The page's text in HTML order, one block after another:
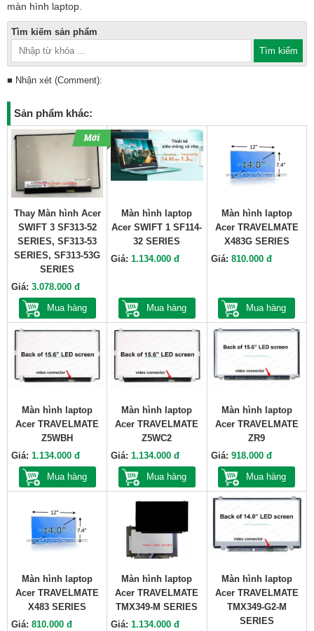
màn hình laptop.
Tìm kiếm sản phẩm
■ Nhận xét (Comment):
Sản phẩm khác:
Thay Màn hình Acer
SWIFT 3 SF313-52
SERIES, SF313-53
SERIES, SF313-53G
SERIES
Giá: 3.078.000 đ
Mua hàng
Màn hình laptop
Acer SWIFT 1 SF114-
32 SERIES
Giá:1.134.000 đ
Mua hàng
Màn hình laptop
Acer TRAVELMATE
X483G SERIES
Giá: 810.000 đ
Mua hàng
Màn hình laptop
Acer TRAVELMATE
Z5WBH
Giá: 1.134.000 đ
Mua hàng
Màn hình laptop
Acer TRAVELMATE
Z5WC2
Giá:1.134.000 đ
Mua hàng
Màn hình laptop
Acer TRAVELMATE
ZR9
Giá: 918.000 đ
Mua hàng
Màn hình laptop
Acer TRAVELMATE
X483 SERIES
Giá: 810.000 đ
Màn hình laptop
Acer TRAVELMATE
TMX349-M SERIES
Giá:1.134.000 đ
Màn hình laptop
Acer TRAVELMATE
TMX349-G2-M
SERIES